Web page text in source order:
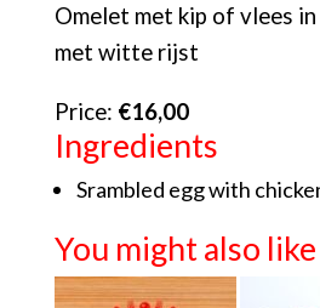
Omelet met kip of vlees
met witte rijst
Price: €16,00
Ingredients
Srambled egg with
You might also like